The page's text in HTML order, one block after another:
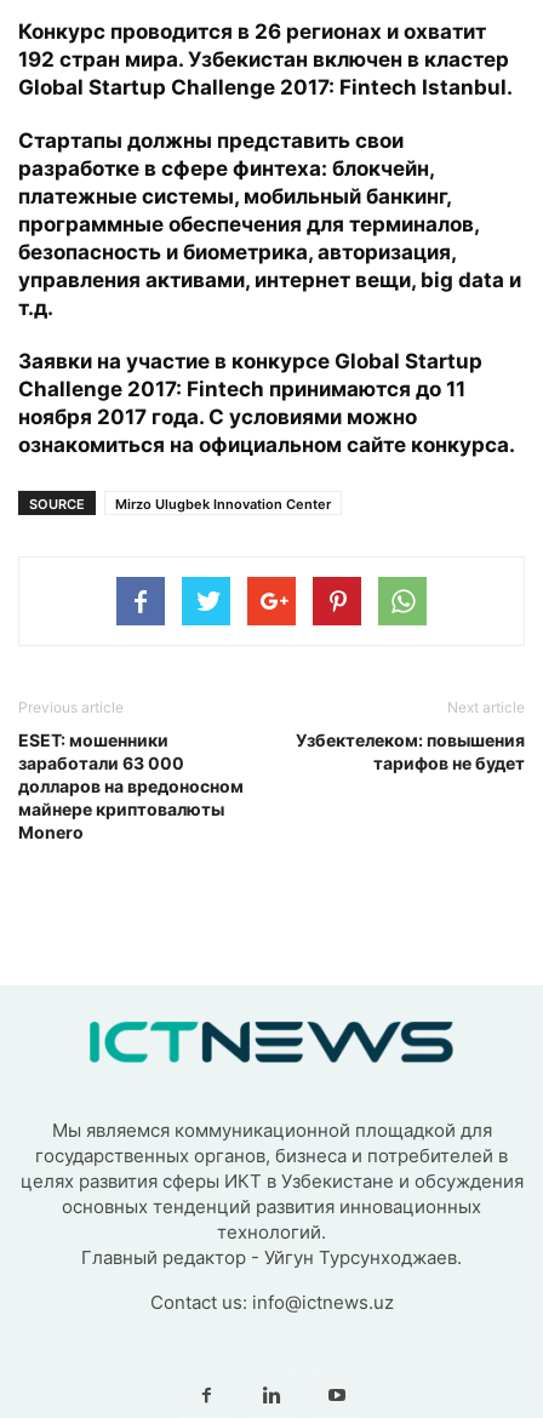
Конкурс проводится в 26 регионах и охватит
192 стран мира. Узбекистан включен в кластер
Global Startup Challenge 2017: Fintech Istanbul.
Стартапы должны представить свои
разработке в сфере финтеха: блокчейн,
платежные системы, мобильный банкинг,
программные обеспечения для терминалов,
безопасность и биометрика, авторизация,
управления активами, интернет вещи, big data и
т.д.
Заявки на участие в конкурсе Global Startup
Challenge 2017: Fintech принимаются до 11
ноября 2017 года. С условиями можно
ознакомиться на официальном сайте конкурса.
SOURCE Mirzo Ulugbek Innovation Center
Previous article
ESET: мошенники
заработали 63 000
долларов на вредоносном
майнере криптовалюты
Monero
Next article
Узбектелеком: повышения
тарифов не будет
Мы являемся коммуникационной площадкой для
государственных органов, бизнеса и потребителей в
целях развития сферы ИКТ в Узбекистане и обсуждения
основных тенденций развития инновационных
технологий.
Главный редактор - Уйгун Турсунходжаев.
Contact us: info@ictnews.uz